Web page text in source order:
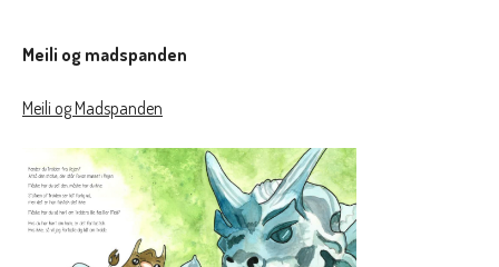
Meili og madspanden
Meili og Madspanden